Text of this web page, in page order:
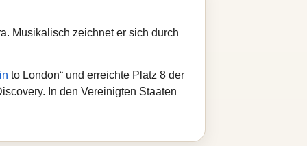
Musikalisch zeichnet er sich durch
to London“ und erreichte Platz 8 der
In den Vereinigten Staaten